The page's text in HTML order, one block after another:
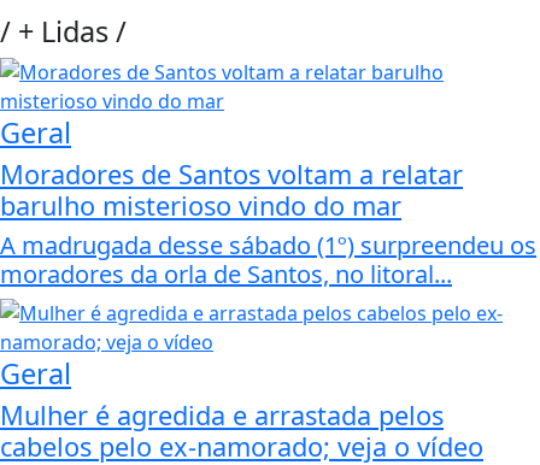
/ + Lidas/
Geral
Moradores de Santos voltam a relatar
barulho misterioso vindo do mar
A madrugada desse sábado (1º) surpreendeu os
moradores da orla de Santos, no litoral...
Geral
Mulher é agredida e arrastada pelos
cabelos pelo ex-namorado; veja o vídeo